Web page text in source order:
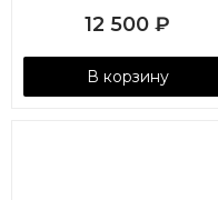
12 500 ₽
В корзину